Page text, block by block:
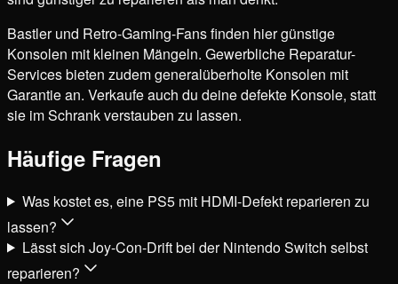
Bastler und Retro-Gaming-Fans finden hier günstige
Konsolen mit kleinen Mängeln. Gewerbliche Reparatur-
Services bieten zudem generalüberholte Konsolen mit
Garantie an. Verkaufe auch du deine defekte Konsole, statt
sie im Schrank verstauben zu lassen.
Häufige Fragen
Was kostet es, eine PS5 mit HDMI-Defekt reparieren zu
lassen?
Lässt sich Joy-Con-Drift bei der Nintendo Switch selbst
reparieren?